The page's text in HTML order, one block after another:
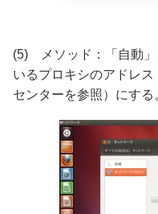
(5) メソッド：「自動」
いるプロキシのアドレ
センターを参照）にする